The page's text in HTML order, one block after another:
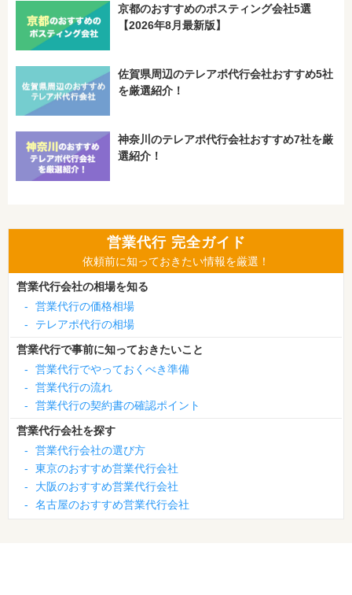
京都のおすすめのポスティング会社5選
【2026年8月最新版】
佐賀県周辺のテレアポ代行会社おすすめ5社
を厳選紹介！
神奈川のテレアポ代行会社おすすめ7社を厳
選紹介！
営業代行 完全ガイド
依頼前に知っておきたい情報を厳選！
営業代行会社の相場を知る
-
営業代行の価格相場
-
テレアポ代行の相場
営業代行で事前に知っておきたいこと
-
営業代行でやっておくべき準備
-
営業代行の流れ
-
営業代行の契約書の確認ポイント
営業代行会社を探す
-
営業代行会社の選び方
-
東京のおすすめ営業代行会社
-
大阪のおすすめ営業代行会社
-
名古屋のおすすめ営業代行会社